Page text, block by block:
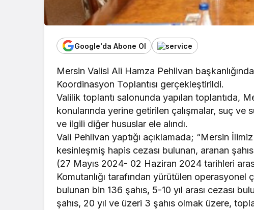
Google'da Abone Ol
Mersin Valisi Ali Hamza Pehlivan
Koordinasyon Toplantısı gerçekleştirildi.
Valilik toplantı salonunda yapılan toplantıda,
konularında yerine getirilen çalışmalar, suç
ve ilgili diğer hususlar ele alındı.
Vali Pehlivan yaptığı açıklamada; “Mersin
kesinleşmiş hapis cezası bulunan, aranan
(27 Mayıs 2024- 02 Haziran 2024 tarihleri
Komutanlığı tarafından yürütülen operasyonel
bulunan bin 136 şahıs, 5-10 yıl arası cezası
şahıs, 20 yıl ve üzeri 3 şahıs olmak üzere,